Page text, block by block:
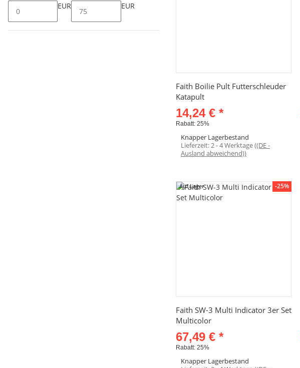
Schnellkauf
Faith Boilie Pult Futterschleuder
Katapult
14,24 € *
Rabatt: 25%
Knapper Lagerbestand
Lieferzeit:2 - 4 Werktage((DE -
Ausland abweichend))
Auf Lager -25%
Schnellkauf
Faith SW-3 Multi Indicator 3er Set
Multicolor
67,49 € *
Rabatt: 25%
Knapper Lagerbestand
EUR EUR